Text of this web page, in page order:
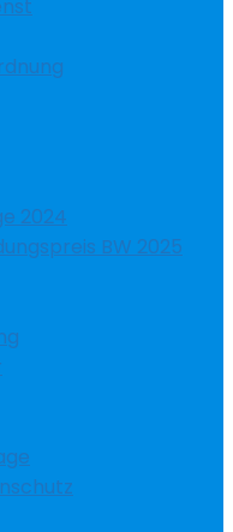
2024
BW 2025